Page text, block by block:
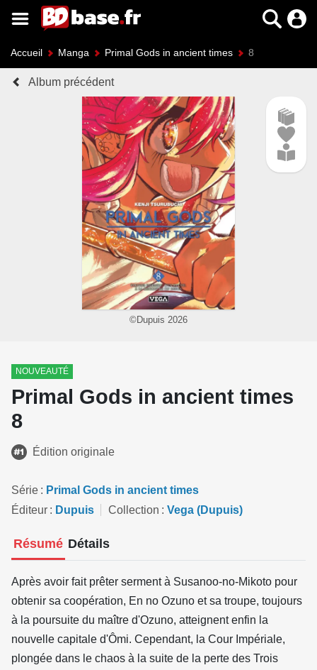
Accueil Manga Primal Gods in ancient times 8
Album précédent
©Dupuis 2026
NOUVEAUTÉ
Primal Gods in ancient times
8
Édition originale
Série
Primal Gods in ancient times
Éditeur
Dupuis Collection Vega (Dupuis)
Résumé Détails
Après avoir fait prêter serment à Susanoo-no-Mikoto pour
obtenir sa coopération, En no Ozuno et sa troupe, toujours
à la poursuite du maître d'Ozuno, atteignent enfin la
nouvelle capitale d'Ômi. Cependant, la Cour Impériale,
plongée dans le chaos à la suite de la perte des Trois